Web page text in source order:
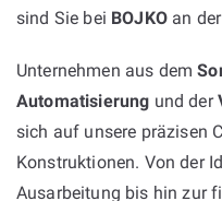
sind Sie bei BOJKOan der
Unternehmen aus dem
Automatisierung und der
sich auf unsere präzisen
Konstruktionen. Von der
Ausarbeitung bis hin zur